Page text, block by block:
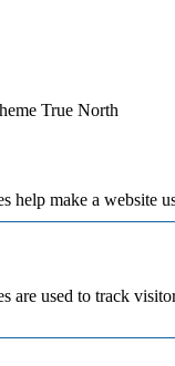
True North
help make a website
are used to track